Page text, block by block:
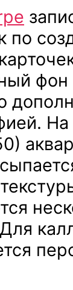
по
фон